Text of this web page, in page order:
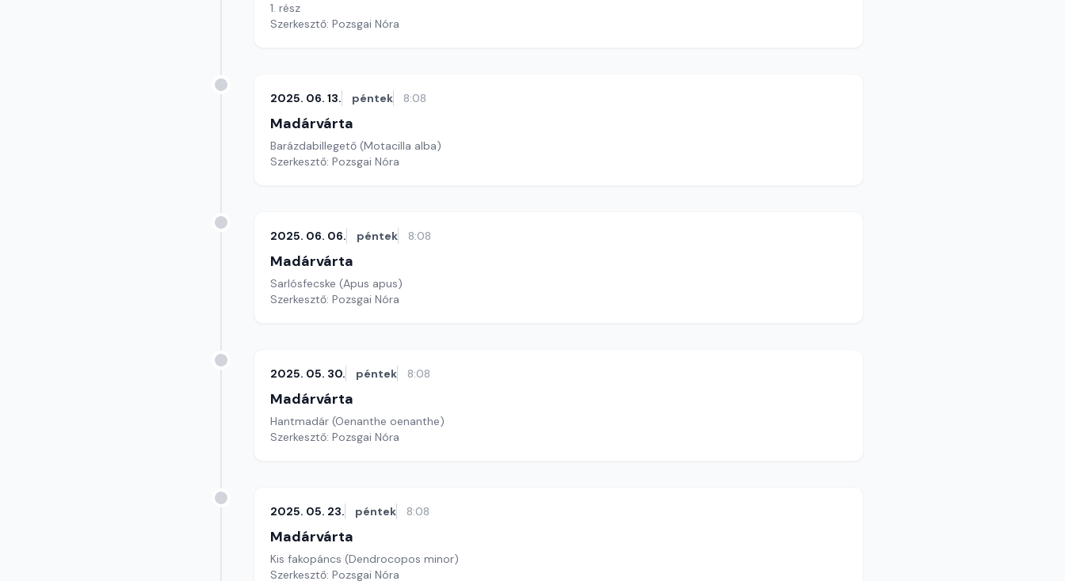
1. rész
Szerkesztő: Pozsgai Nóra
2025. 06. 13. péntek 8:08
Madárvárta
Barázdabillegető (Motacilla alba)
Szerkesztő: Pozsgai Nóra
2025. 06. 06. péntek 8:08
Madárvárta
Sarlósfecske (Apus apus)
Szerkesztő: Pozsgai Nóra
2025. 05. 30. péntek 8:08
Madárvárta
Hantmadár (Oenanthe oenanthe)
Szerkesztő: Pozsgai Nóra
2025. 05. 23. péntek 8:08
Madárvárta
Kis fakopáncs (Dendrocopos minor)
Szerkesztő: Pozsgai Nóra